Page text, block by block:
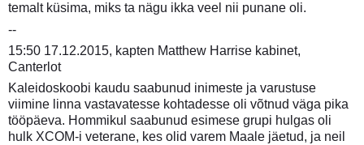
temalt küsima, miks ta nägu ikka veel nii punane oli.
--
15:50 17.12.2015, kapten Matthew Harrise kabinet,
Canterlot
Kaleidoskoobi kaudu saabunud inimeste ja varustuse
viimine linna vastavatesse kohtadesse oli võtnud väga pika
tööpäeva. Hommikul saabunud esimese grupi hulgas oli
hulk XCOM-i veterane, kes olid varem Maale jäetud, ja neil